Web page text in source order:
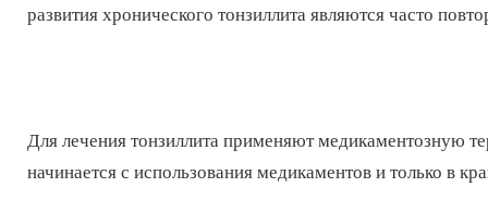
развития хронического тонзиллита являются часто
Для лечения тонзиллита применяют медикаментозную
начинается с использования медикаментов и только в